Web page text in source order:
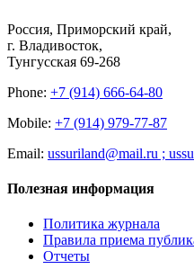
Россия, Приморский край,
г. Владивосток,
Тунгусская 69-268
Phone: +7 (914) 666-64-80
Mobile: +7 (914) 979-77-87
Email: ussuriland@mail.ru ;
Полезная информация
Политика журнала
Правила приема
Отчеты